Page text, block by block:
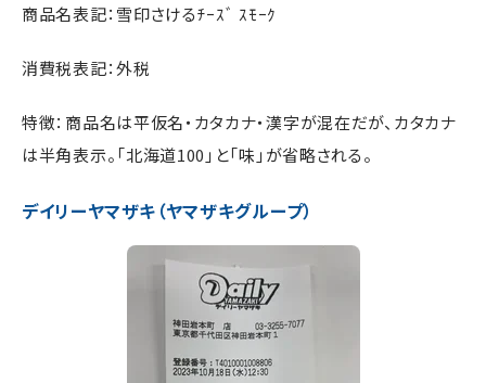
商品名表記：雪印さけるﾁｰｽﾞ ｽﾓｰｸ
消費税表記：外税
特徴：商品名は平仮名・カタカナ・漢字が混在だが、カタカナ
は半角表示。「北海道100」と「味」が省略される。
デイリーヤマザキ（ヤマザキグループ）